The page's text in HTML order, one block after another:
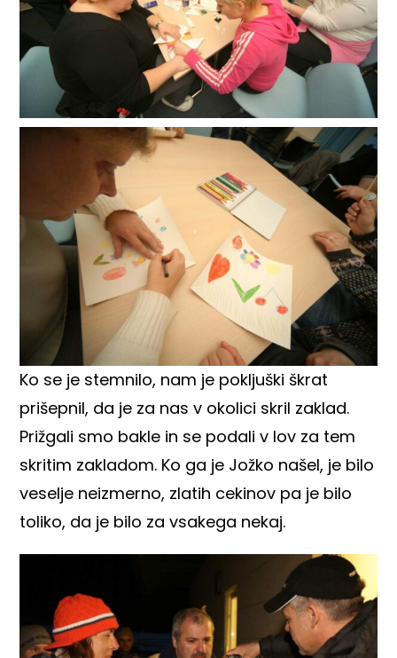
Ko se je stemnilo, nam je pokljuški škrat
prišepnil, da je za nas v okolici skril zaklad.
Prižgali smo bakle in se podali v lov za tem
skritim zakladom. Ko ga je Jožko našel, je bilo
veselje neizmerno, zlatih cekinov pa je bilo
toliko, da je bilo za vsakega nekaj.